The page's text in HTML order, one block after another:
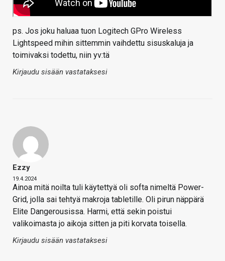
ps. Jos joku haluaa tuon Logitech GPro Wireless
Lightspeed mihin sittemmin vaihdettu sisuskaluja ja
toimivaksi todettu, niin yv:tä
Kirjaudu sisään vastataksesi
Ezzy
19.4.2024
Ainoa mitä noilta tuli käytettyä oli softa nimeltä Power-
Grid, jolla sai tehtyä makroja tabletille. Oli pirun näppärä
Elite Dangerousissa. Harmi, että sekin poistui
valikoimasta jo aikoja sitten ja piti korvata toisella.
Kirjaudu sisään vastataksesi